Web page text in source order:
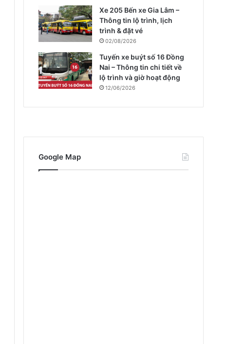
Xe 205 Bến xe Gia Lâm –
Thông tin lộ trình, lịch
trình & đặt vé
02/08/2026
Tuyến xe buýt số 16 Đồng
Nai – Thông tin chi tiết về
lộ trình và giờ hoạt động
12/06/2026
Google Map